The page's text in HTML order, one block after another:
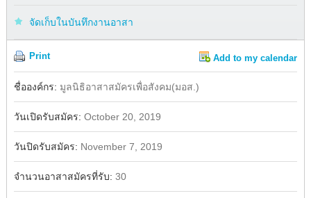
จัดเก็บในบันทึกงานอาสา
Print Add to my calendar
ชื่อองค์กร: มูลนิธิอาสาสมัครเพื่อสังคม(มอส.)
วันเปิดรับสมัคร: October 20, 2019
วันปิดรับสมัคร: November 7, 2019
จำนวนอาสาสมัครที่รับ: 30